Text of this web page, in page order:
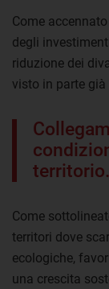
Come
degli
riduzione dei
visto in parte già
territorio.
Come
territori dove
ecologiche,
una crescita